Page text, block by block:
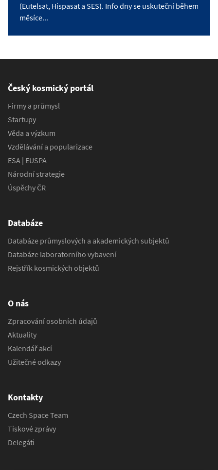
(Eutelsat, Hispasat a SES). Info dny se uskuteční během
měsíce...
Český kosmický portál
Firmy a průmysl
Startupy
Věda a výzkum
Vzdělávání a popularizace
ESA | EUSPA
Národní strategie
Úspěchy ČR
Databáze
Databáze průmyslových a akademických subjektů
Databáze laboratorního vybavení
Rejstřík kosmických objektů
O nás
Zpracování osobních údajů
Aktuality
Kalendář akcí
Užitečné odkazy
Kontakty
Czech Space Team
Tiskové zprávy
Delegáti